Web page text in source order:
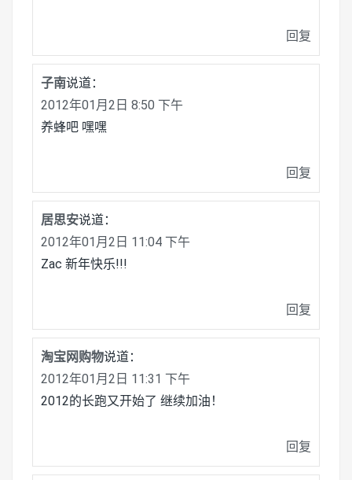
回复
子南说道：
2012年01月2日 8:50 下午
养蜂吧 嘿嘿
回复
居思安说道：
2012年01月2日 11:04 下午
Zac 新年快乐!!!
回复
淘宝网购物说道：
2012年01月2日 11:31 下午
2012的长跑又开始了 继续加油！
回复